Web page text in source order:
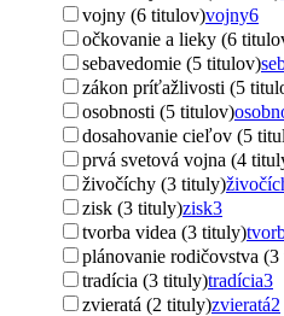
vojny (6 titulov)vojny6
očkovanie a lieky (6
sebavedomie (5 titulov)
zákon príťažlivosti (5
osobnosti (5 titulov)
dosahovanie cieľov (5
prvá svetová vojna (4
živočíchy (3 tituly)
zisk (3 tituly)zisk3
tvorba videa (3 tituly)
plánovanie rodičovstva
tradícia (3 tituly)tradícia3
zvieratá (2 tituly)zvieratá2